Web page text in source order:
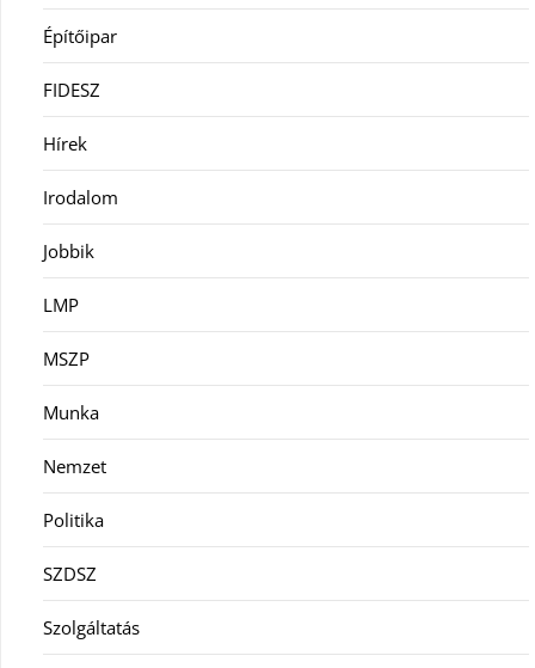
Építőipar
FIDESZ
Hírek
Irodalom
Jobbik
LMP
MSZP
Munka
Nemzet
Politika
SZDSZ
Szolgáltatás